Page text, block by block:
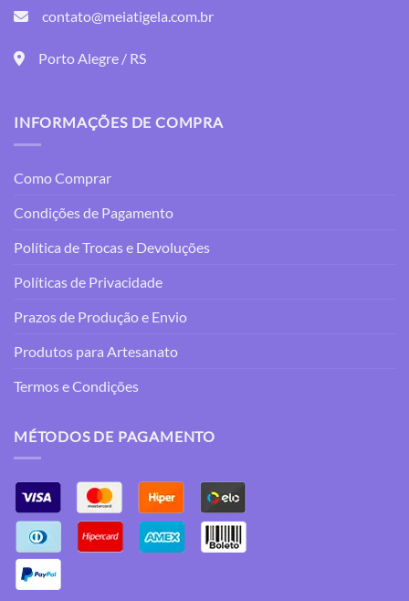
contato@meiatigela.com.br
Porto Alegre / RS
INFORMAÇÕES DE COMPRA
Como Comprar
Condições de Pagamento
Política de Trocas e Devoluções
Políticas de Privacidade
Prazos de Produção e Envio
Produtos para Artesanato
Termos e Condições
MÉTODOS DE PAGAMENTO